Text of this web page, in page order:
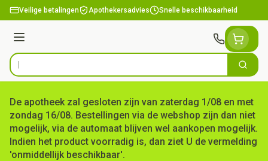
Ga naar de inhoud
Veilige betalingen Apothekersadvies Snelle beschikbaarheid
Menu
Product, merk, categorie... Zoek
De apotheek zal gesloten zijn van zaterdag 1/08 en met
zondag 16/08. Bestellingen via de webshop zijn dan niet
mogelijk, via de automaat blijven wel aankopen mogelijk.
Indien het product voorradig is, dan ziet U de vermelding
'onmiddellijk beschikbaar'.